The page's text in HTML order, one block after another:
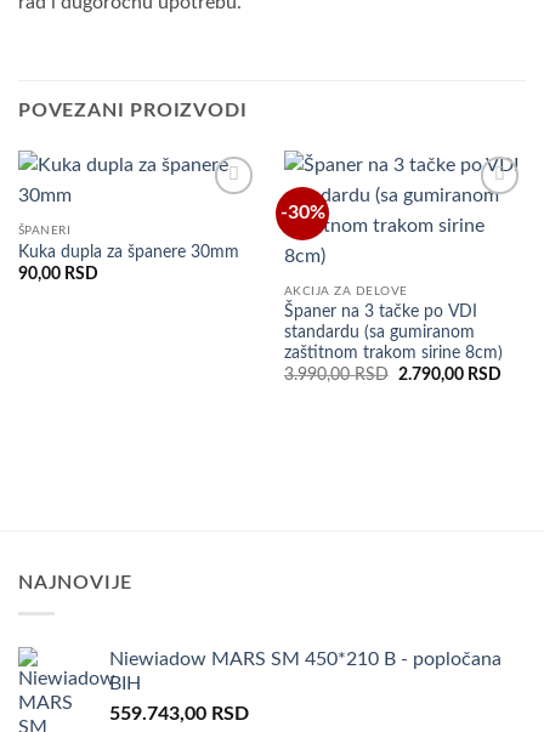
POVEZANI PROIZVODI
ŠPANERI
Kuka dupla za španere 30mm
90,00 RSD
-30%
u listu
AKCIJA ZA DELOVE
Španer na 3 tačke po VDI
standardu (sa gumiranom
zaštitnom trakom sirine 8cm)
3.990,00RSD Original
2.790,00 RSD
NAJNOVIJE
Niewiadow MARS SM 450*210 B - popločana
BIH
559.743,00 RSD